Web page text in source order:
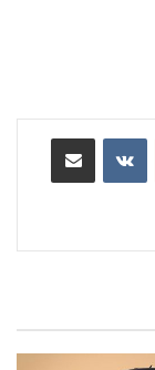
‏VKontakte